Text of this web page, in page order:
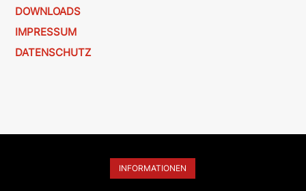
DOWNLOADS
IMPRESSUM
DATENSCHUTZ
INFORMATIONEN